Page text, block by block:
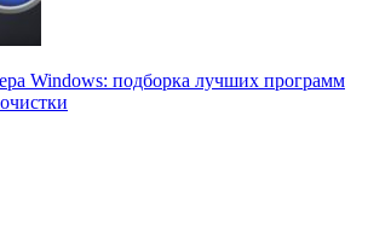
Windows: подборка лучших программ